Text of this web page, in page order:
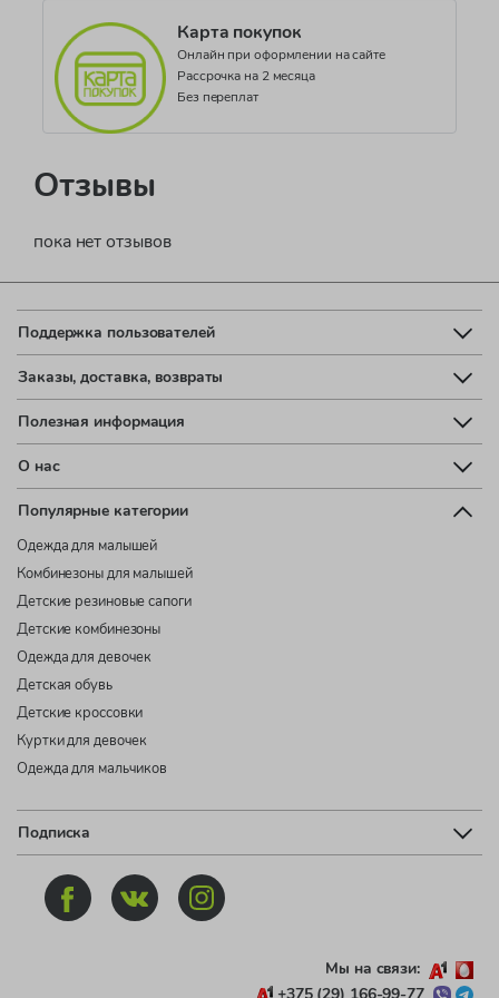
Карта покупок
Онлайн при оформлении на сайте
Рассрочка на 2 месяца
Без переплат
Отзывы
пока нет отзывов
Поддержка пользователей
Заказы, доставка, возвраты
Полезная информация
О нас
Популярные категории
Одежда для малышей
Комбинезоны для малышей
Детские резиновые сапоги
Детские комбинезоны
Одежда для девочек
Детская обувь
Детские кроссовки
Куртки для девочек
Одежда для мальчиков
Подписка
Мы на связи: